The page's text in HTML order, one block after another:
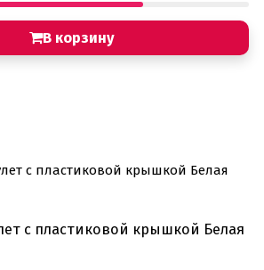
В корзину
с пластиковой крышкой Белая